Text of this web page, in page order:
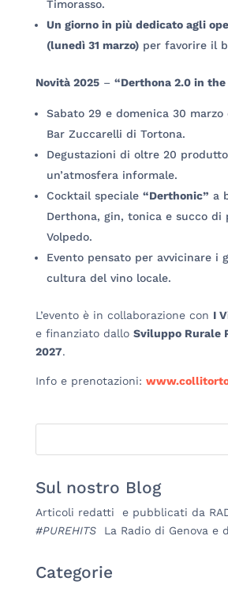
Timorasso.
Un giorno in più dedicato agli
(lunedì 31 marzo)per favorire il
Novità 2025– “Derthona 2.0 in the
Sabato 29 e domenica 30 marzo
Bar Zuccarelli di Tortona.
Degustazioni di oltre 20
un’atmosfera informale.
Cocktail speciale “Derthonic” a
Derthona, gin, tonica e succo di
Volpedo.
Evento pensato per avvicinare i
cultura del vino locale.
L’evento è in collaborazione con I
e finanziato dallo Sviluppo Rurale
2027.
Info e prenotazioni:
Sul nostro Blog
Articoli redatti e pubblicati da
#PUREHITS La Radio di Genova e
Categorie